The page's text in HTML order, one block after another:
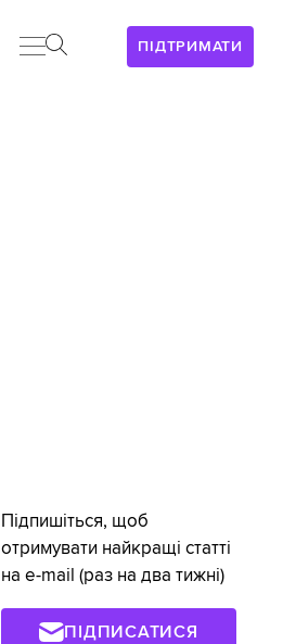
ПІДТРИМАТИ
Підпишіться, щоб
отримувати найкращі статті
на e-mail (раз на два тижні)
ПІДПИСАТИСЯ